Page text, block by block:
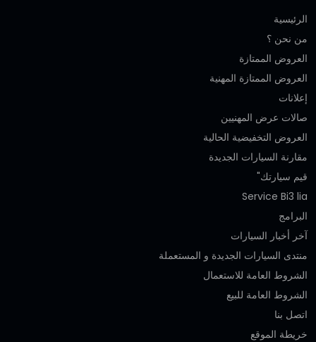
الرئيسية
من نحن ؟
العروض الممتازة
العروض الممتازة المهنية‎
إعلانات
صالات عرض المهنيين
العروض التخفيضية الحالية
مقارنة السيارات الجديدة
قيم سيارتك"
Service Bi3 lia
البرامج
آخر أخبار السيارات
منتدى السيارات الجديدة و المستعملة
الشروط العامة للاستعمال
الشروط العامة للبيع
اتصل بنا
خريطة الموقع